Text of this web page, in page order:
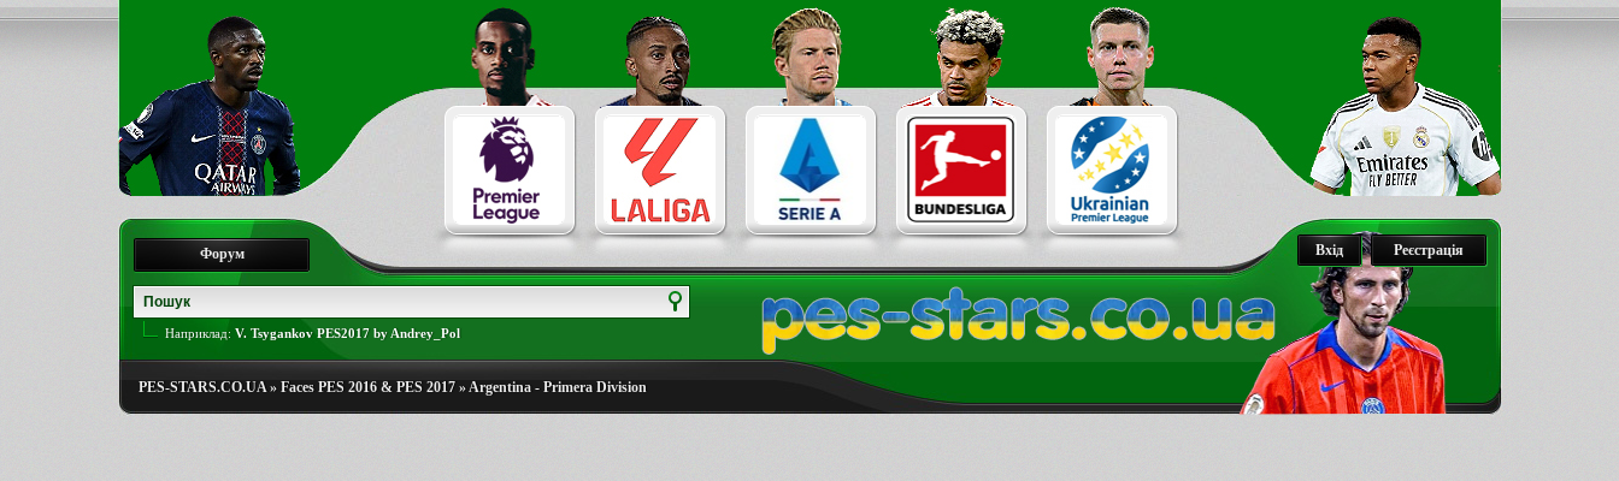
Реєстрація
Вхід
Форум
Наприклад: V. Tsygankov PES2017 by Andrey_Pol
PES-STARS.CO.UA» Faces PES 2016 & PES 2017»Argentina - Primera Division